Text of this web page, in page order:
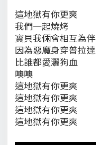
這地獄有你更爽
我們一起燒烤
寶貝我倆會相互為伴
因為惡魔身穿普拉達
比誰都愛灑狗血
噢噢
這地獄有你更爽
這地獄有你更爽
這地獄有你更爽
這地獄有你更爽